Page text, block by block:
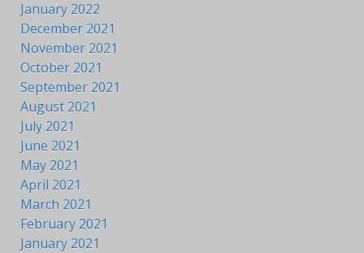
January 2022
December 2021
November 2021
October 2021
September 2021
August 2021
July 2021
June 2021
May 2021
April 2021
March 2021
February 2021
January 2021